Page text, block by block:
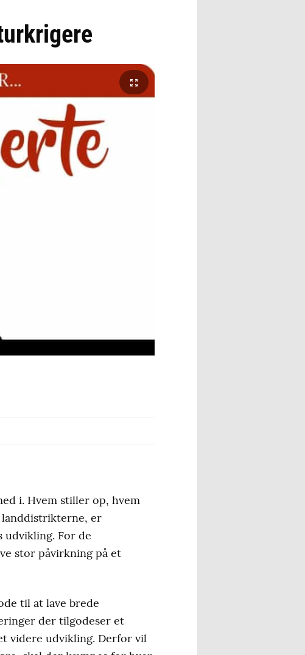
i. Hvem stiller op, hvem
landdistrikterne, er
udvikling. For de
stor påvirkning på et
til at lave brede
der tilgodeser et
videre udvikling. Derfor vil